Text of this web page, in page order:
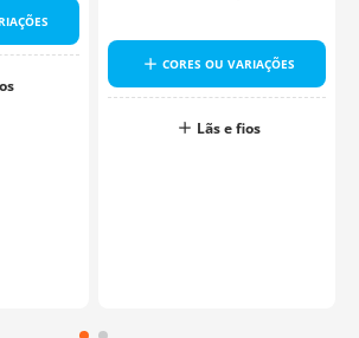
CORES OU VARIAÇÕES
Lãs e fios